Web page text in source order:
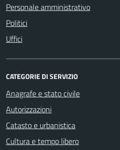
Personale amministrativo
Politici
Uffici
CATEGORIE DI SERVIZIO
Anagrafe e stato civile
Autorizzazioni
Catasto e urbanistica
Cultura e tempo libero